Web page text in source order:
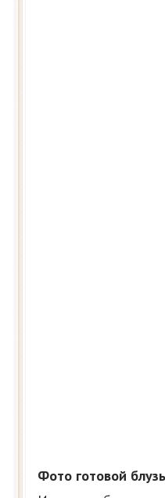
Фото готовой